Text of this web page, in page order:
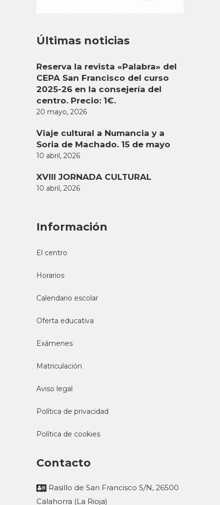
Últimas noticias
Reserva la revista «Palabra» del
CEPA San Francisco del curso
2025-26 en la consejería del
centro. Precio: 1€.
20 mayo, 2026
Viaje cultural a Numancia y a
Soria de Machado. 15 de mayo
10 abril, 2026
XVIII JORNADA CULTURAL
10 abril, 2026
Información
El centro
Horarios
Calendario escolar
Oferta educativa
Exámenes
Matriculación
Aviso legal
Política de privacidad
Política de cookies
Contacto
Rasillo de San Francisco S/N, 26500
Calahorra (La Rioja)